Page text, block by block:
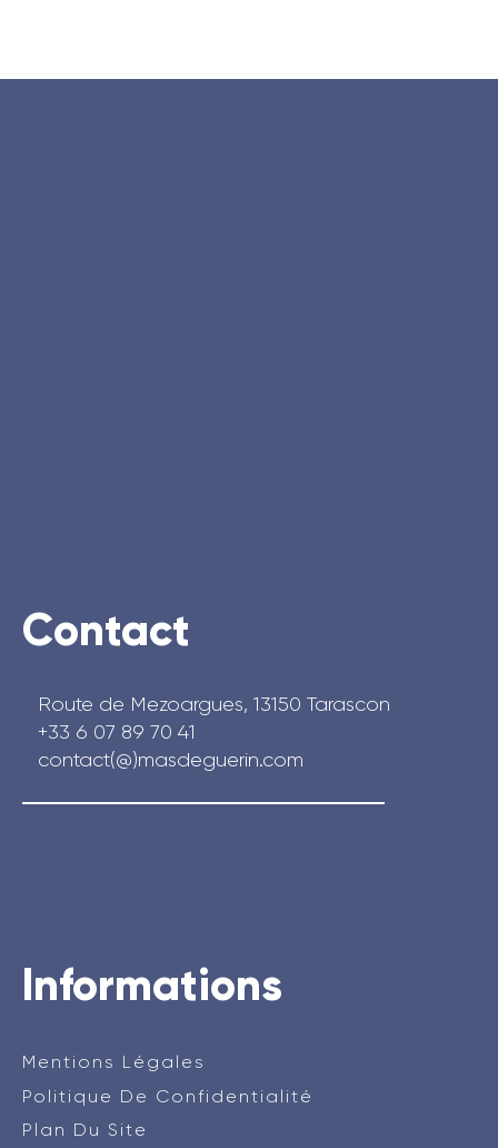
Contact
Route de Mezoargues, 13150 Tarascon
+33 6 07 89 70 41
contact(@)masdeguerin.com
Informations
Mentions Légales
Politique De Confidentialité
Plan Du Site